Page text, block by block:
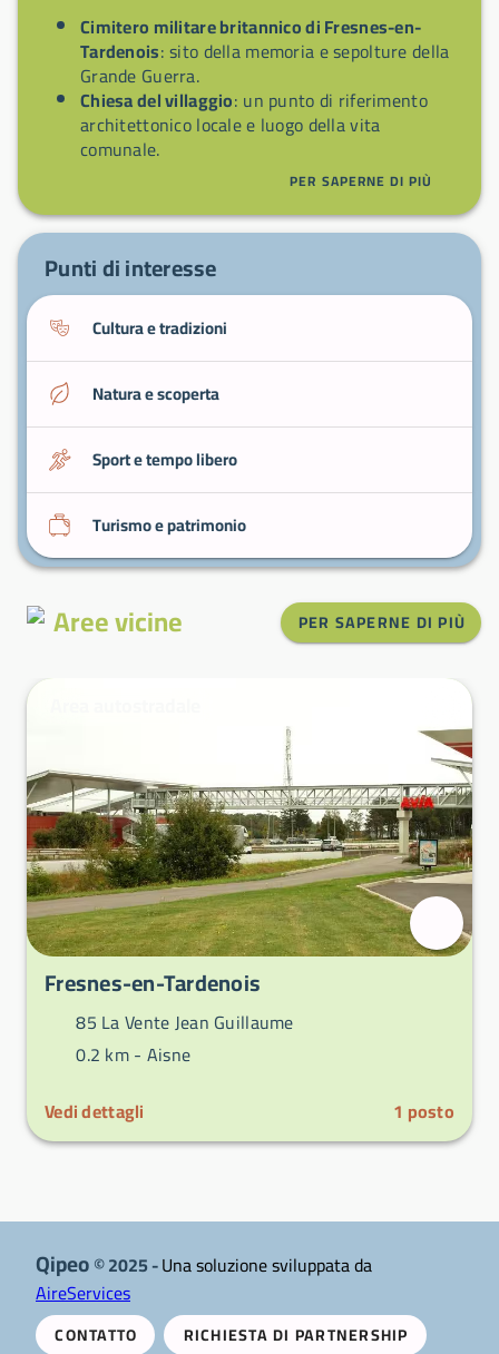
Cimitero militare britannico di Fresnes-en-
Tardenois: sito della memoria e sepolture della
Grande Guerra.
Chiesa del villaggio: un punto di riferimento
architettonico locale e luogo della vita
comunale.
Passeggiate sul plateau del Tardenois: sentieri
Itinerari verso i vigneti della Champagne:
e terroir.
PER SAPERNE DI PIÙ
Punti di interesse
Cultura e tradizioni
Natura e scoperta
Sport e tempo libero
Turismo e patrimonio
Aree vicine PER SAPERNE DI PIÙ
Fresnes-en-Tardenois
85 La Vente Jean Guillaume
0.2 km - Aisne
Vedi dettagli
1 posto
Qipeo© 2025 -Una soluzione sviluppata da
AireServices
CONTATTO RICHIESTA DI PARTNERSHIP